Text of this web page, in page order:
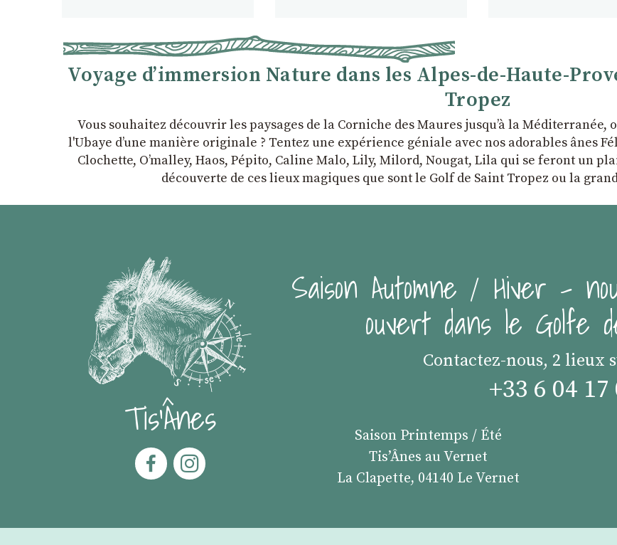
Voyage d’immersion Nature dans les Alpes-de-Haute-
Tropez
Vous souhaitez découvrir les paysages de la Corniche des Maures jusqu’à la
l'Ubaye dʼune manière originale ? Tentez une expérience géniale avec nos adorables ânes
Clochette, Oʼmalley, Haos, Pépito, Caline Malo, Lily, Milord, Nougat, Lila qui se feront un
découverte de ces lieux magiques que sont le Golf de Saint Tropez ou la
Tis'Ânes
Saison Automne / Hiver -
ouvert dans le Golfe
Contactez-nous, 2 lieux
+33 6 04 17
Saison Printemps / Été
Tis’Ânes au Vernet
La Clapette, 04140 Le Vernet